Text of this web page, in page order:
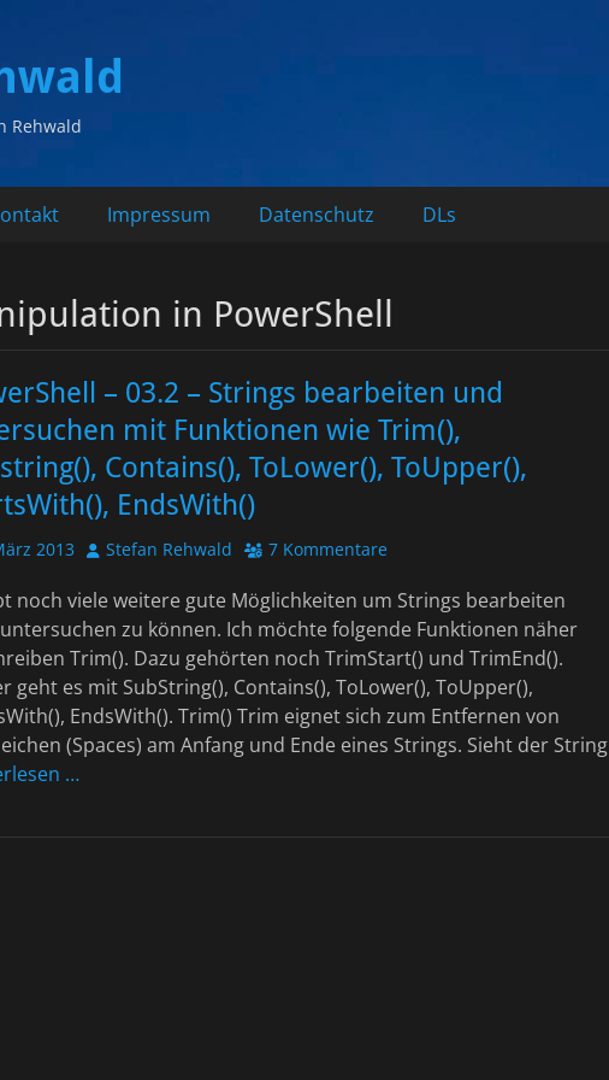
Rehwald
Impressum Datenschutz DLs
in PowerShell
– 03.2 – Strings bearbeiten und
mit Funktionen wie Trim(),
Contains(), ToLower(), ToUpper(),
EndsWith()
2013 AutorStefan Rehwald 7 Kommentare
noch viele weitere gute Möglichkeiten um Strings bearbeiten
zu können. Ich möchte folgende Funktionen näher
Trim(). Dazu gehörten noch TrimStart() und TrimEnd().
geht es mit SubString(), Contains(), ToLower(), ToUpper(),
EndsWith(). Trim() Trim eignet sich zum Entfernen von
(Spaces) am Anfang und Ende eines Strings. Sieht der String
…